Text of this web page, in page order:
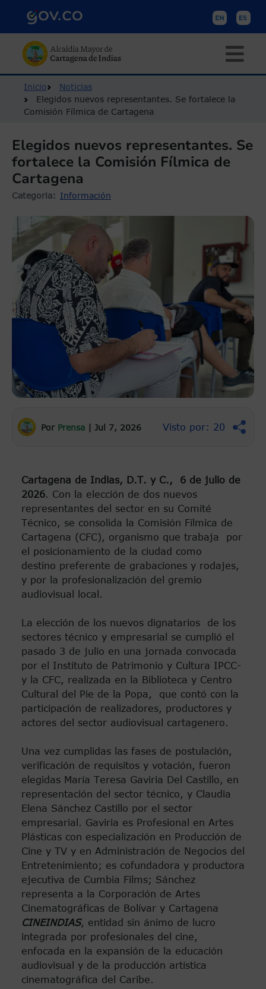
Ruta de navegación
Inicio
Noticias
Elegidos nuevos representantes. Se fortalece la
Comisión Fílmica de Cartagena
Elegidos nuevos representantes. Se
fortalece la Comisión Fílmica de
Cartagena
Categoria Información
Por Prensa | Jul 7, 2026 Visto por: 20
Cartagena de Indias, D.T. y C., 6 de julio de
2026. Con la elección de dos nuevos
representantes del sector en su Comité
Técnico, se consolida la Comisión Fílmica de
Cartagena (CFC), organismo que trabaja por
el posicionamiento de la ciudad como
destino preferente de grabaciones y rodajes,
y por la profesionalización del gremio
audiovisual local.
La elección de los nuevos dignatarios de los
sectores técnico y empresarial se cumplió el
pasado 3 de julio en una jornada convocada
por el Instituto de Patrimonio y Cultura IPCC-
y la CFC, realizada en la Biblioteca y Centro
Cultural del Pie de la Popa, que contó con la
participación de realizadores, productores y
actores del sector audiovisual cartagenero.
Una vez cumplidas las fases de postulación,
verificación de requisitos y votación, fueron
elegidas María Teresa Gaviria Del Castillo, en
representación del sector técnico, y Claudia
Elena Sánchez Castillo por el sector
empresarial. Gaviria es Profesional en Artes
Plásticas con especialización en Producción de
Cine y TV y en Administración de Negocios del
Entretenimiento; es cofundadora y productora
ejecutiva de Cumbia Films; Sánchez
representa a la Corporación de Artes
Cinematográficas de Bolívar y Cartagena
CINEINDIAS, entidad sin ánimo de lucro
integrada por profesionales del cine,
enfocada en la expansión de la educación
audiovisual y de la producción artística
cinematográfica del Caribe.